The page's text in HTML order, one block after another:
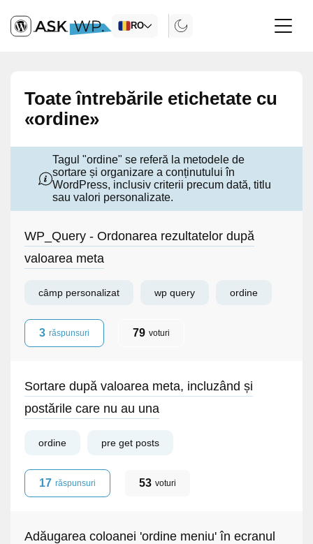
RO
Toate întrebările etichetate cu
«ordine»
Tagul "ordine" se referă la metodele de
sortare și organizare a conținutului în
WordPress, inclusiv criterii precum dată, titlu
sau valori personalizate.
WP_Query - Ordonarea rezultatelor după
valoarea meta
câmp personalizat wp query ordine
3 răspunsuri 79 voturi
Sortare după valoarea meta, incluzând și
postările care nu au una
ordine pre get posts
17 răspunsuri 53 voturi
Adăugarea coloanei 'ordine meniu' în ecranul